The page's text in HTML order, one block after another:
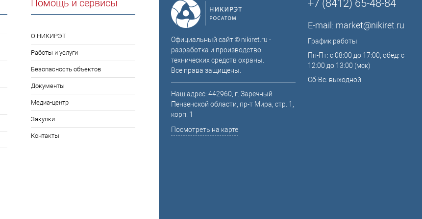
Помощь и сервисы
О НИКИРЭТ
Работы и услуги
Безопасность объектов
Документы
Медиа-центр
Закупки
Контакты
Официальный сайт © nikiret.ru -
разработка и производство
технических средств охраны.
Все права защищены.
Наш адрес: 442960, г. Заречный
Пензенской области, пр-т Мира, стр. 1,
корп. 1
Посмотреть на карте
+7 (8412) 65-48-84
E-mail: market@nikiret.ru
График работы
Пн-Пт: с 08:00 до 17:00, обед: с
12:00 до 13:00 (мск)
Сб-Вс: выходной